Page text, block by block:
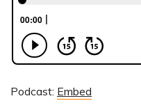
Podcast: Embed